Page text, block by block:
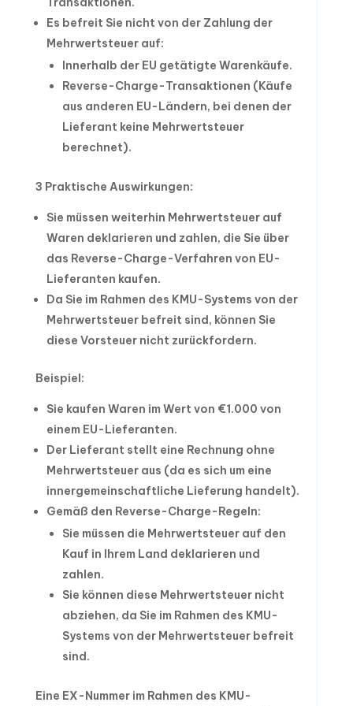
Es befreit Sie nicht von der Zahlung der
Mehrwertsteuer auf:
Innerhalb der EU getätigte Warenkäufe.
Reverse-Charge-Transaktionen (Käufe
aus anderen EU-Ländern, bei denen der
Lieferant keine Mehrwertsteuer
berechnet).
3 Praktische Auswirkungen:
Sie müssen weiterhin Mehrwertsteuer auf
Waren deklarieren und zahlen, die Sie über
das Reverse-Charge-Verfahren von EU-
Lieferanten kaufen.
Da Sie im Rahmen des KMU-Systems von der
Mehrwertsteuer befreit sind, können Sie
diese Vorsteuer nicht zurückfordern.
Beispiel:
Sie kaufen Waren im Wert von €1.000 von
einem EU-Lieferanten.
Der Lieferant stellt eine Rechnung ohne
Mehrwertsteuer aus (da es sich um eine
innergemeinschaftliche Lieferung handelt).
Gemäß den Reverse-Charge-Regeln:
Sie müssen die Mehrwertsteuer auf den
Kauf in Ihrem Land deklarieren und
zahlen.
Sie können diese Mehrwertsteuer nicht
abziehen, da Sie im Rahmen des KMU-
Systems von der Mehrwertsteuer befreit
sind.
Eine EX-Nummer im Rahmen des KMU-